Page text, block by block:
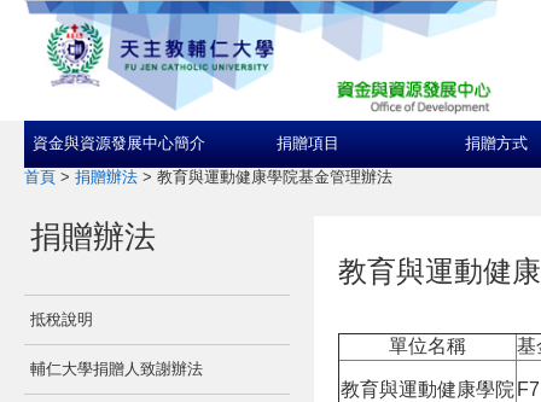
資金與資源發展中心簡介 捐贈項目 捐贈方式
首頁 > 捐贈辦法 > 教育與運動健康學院基金管理辦法
捐贈辦法
抵稅說明
輔仁大學捐贈人致謝辦法
教育與運動健
單位名稱 基
教育與運動健康學院